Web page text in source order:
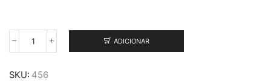
Quantidade
Moelas
ADICIONAR
SKU: 456